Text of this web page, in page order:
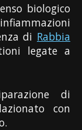
biologico
di Rabbia
legate a
di
con